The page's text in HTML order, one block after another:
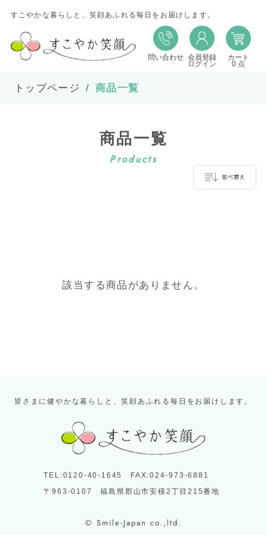
すこやかな暮らしと、笑顔あふれる毎日をお届けします。
問い合わせ 会員登録
ログイン
カート
0 点
トップページ 商品一覧
商品一覧
Products
並び替え
該当する商品がありません。
皆さまに健やかな暮らしと、笑顔あふれる毎日をお届けします。
TEL:0120-40-1645 FAX:024-973-6881
〒963-0107 福島県郡山市安積2丁目215番地
© Smile-Japan co.,ltd.